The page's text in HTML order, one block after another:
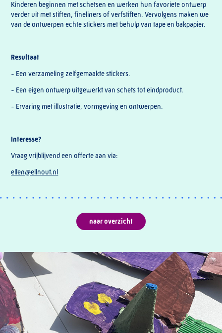
Kinderen beginnen met schetsen en werken hun favoriete ontwerp
verder uit met stiften, fineliners of verfstiften. Vervolgens maken we
van de ontwerpen echte stickers met behulp van tape en bakpapier.
Resultaat
- Een verzameling zelfgemaakte stickers.
- Een eigen ontwerp uitgewerkt van schets tot eindproduct.
- Ervaring met illustratie, vormgeving en ontwerpen.
Interesse?
Vraag vrijblijvend een offerte aan via:
ellen@ellnout.nl
naar overzicht
2026